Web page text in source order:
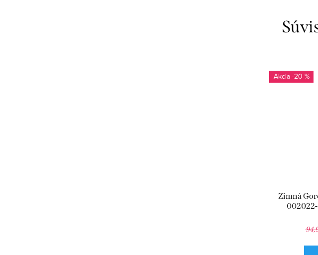
-20 %
Zimná